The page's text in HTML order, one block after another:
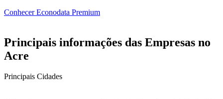
Conhecer Econodata Premium
Principais informações das Empresas no
Acre
Principais Cidades